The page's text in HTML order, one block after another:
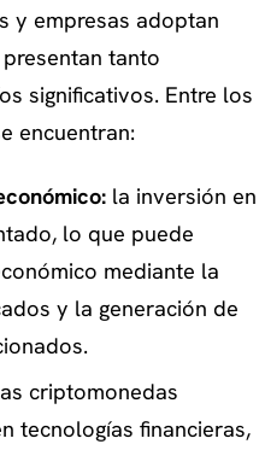
y empresas adoptan
tanto
significativos. Entre los
encuentran:
la inversión en
lo que puede
mediante la
y la generación de
criptomonedas
tecnologías financieras,